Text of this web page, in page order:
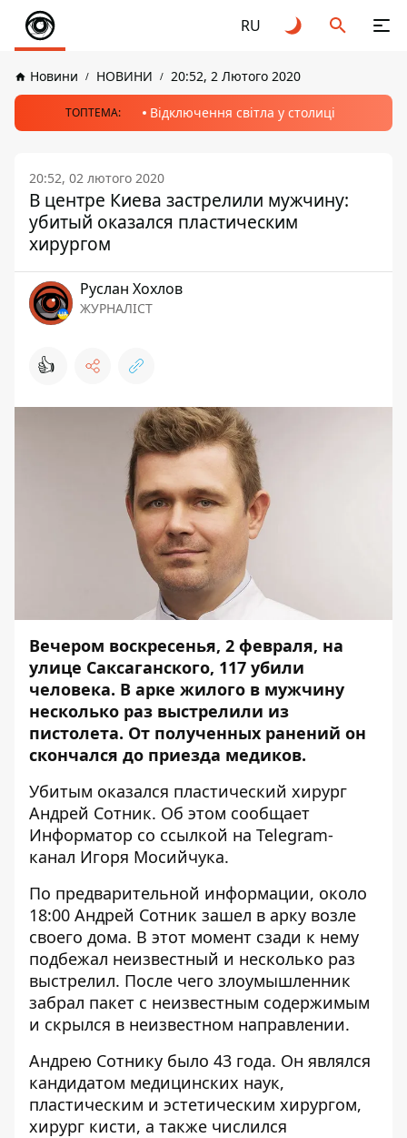
RU
Новини НОВИНИ 20:52, 2 Лютого 2020
ТОПТЕМА: Відключення світла у столиці
20:52, 02 лютого 2020
В центре Киева застрелили мужчину:
убитый оказался пластическим
хирургом
Руслан Хохлов
ЖУРНАЛІСТ
👍
Вечером воскресенья, 2 февраля, на
улице Саксаганского, 117 убили
человека. В арке жилого в мужчину
несколько раз выстрелили из
пистолета. От полученных ранений он
скончался до приезда медиков.
Убитым оказался пластический хирург
Андрей Сотник. Об этом сообщает
Информатор со ссылкой на Telegram-
канал Игоря Мосийчука.
По предварительной информации, около
18:00 Андрей Сотник зашел в арку возле
своего дома. В этот момент сзади к нему
подбежал неизвестный и несколько раз
выстрелил. После чего злоумышленник
забрал пакет с неизвестным содержимым
и скрылся в неизвестном направлении.
Андрею Сотнику было 43 года. Он являлся
кандидатом медицинских наук,
пластическим и эстетическим хирургом,
хирург кисти, а также числился